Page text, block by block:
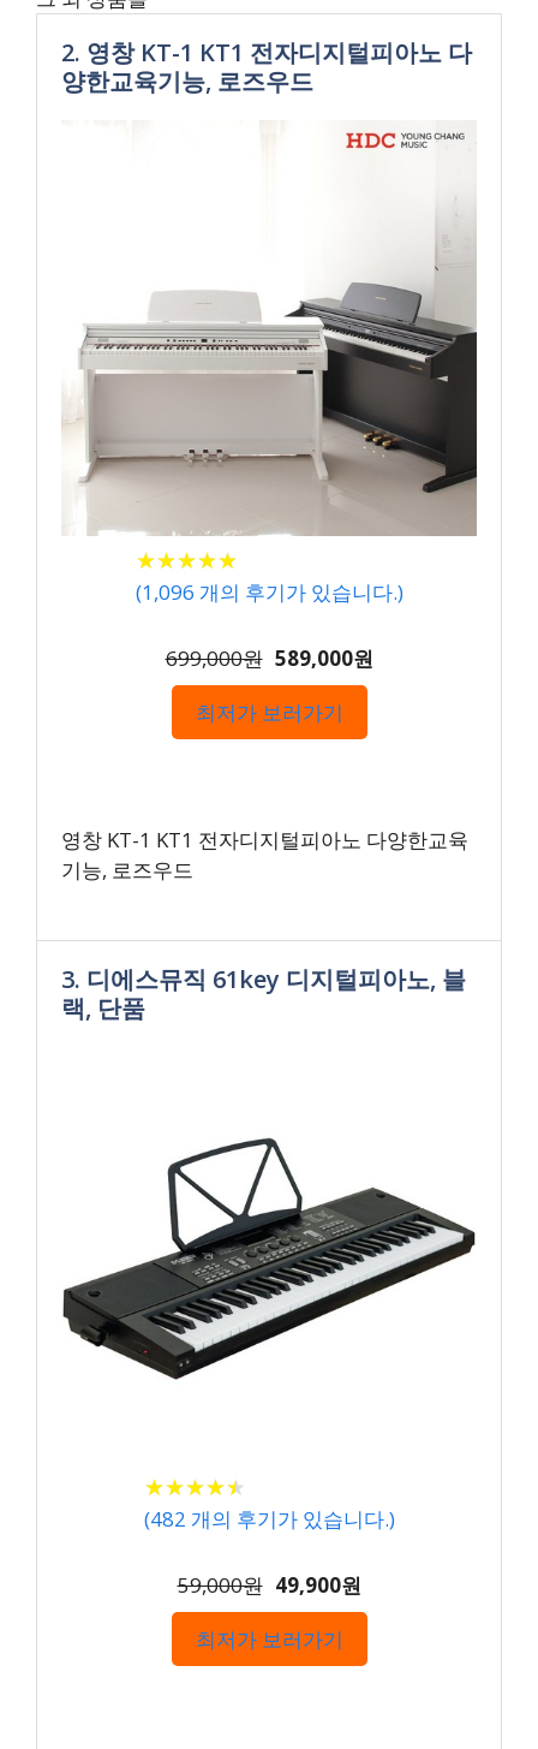
2. 영창 KT-1 KT1 전자디지털피아노 다
양한교육기능, 로즈우드
★★★★★
★★★★★
(1,096 개의 후기가 있습니다.)
699,000원 589,000원
최저가 보러가기
영창 KT-1 KT1 전자디지털피아노 다양한교육
기능, 로즈우드
3. 디에스뮤직 61key 디지털피아노, 블
랙, 단품
★★★★★
★★★★★
(482 개의 후기가 있습니다.)
59,000원 49,900원
최저가 보러가기